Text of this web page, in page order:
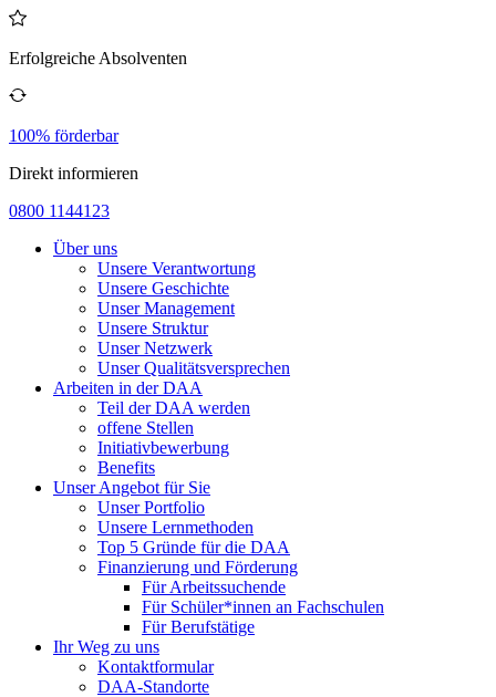
Erfolgreiche Absolventen
100% förderbar
Direkt informieren
0800 1144123
Über uns
Unsere Verantwortung
Unsere Geschichte
Unser Management
Unsere Struktur
Unser Netzwerk
Unser Qualitätsversprechen
Arbeiten in der DAA
Teil der DAA werden
offene Stellen
Initiativbewerbung
Benefits
Unser Angebot für Sie
Unser Portfolio
Unsere Lernmethoden
Top 5 Gründe für die DAA
Finanzierung und Förderung
Für Arbeitssuchende
Für Schüler*innen an Fachschulen
Für Berufstätige
Ihr Weg zu uns
Kontaktformular
DAA-Standorte